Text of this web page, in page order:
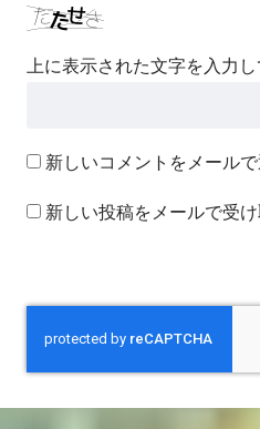
上に表示された文字を入力し
新しいコメントをメール
新しい投稿をメールで受け